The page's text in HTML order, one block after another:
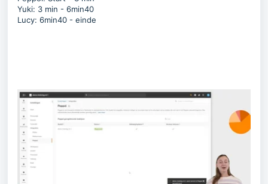
Yuki: 3 min - 6min40
Lucy: 6min40 - einde